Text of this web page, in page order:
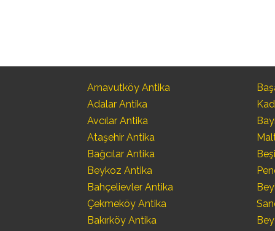
Arnavutköy Antika
Adalar Antika
Avcılar Antika
Ataşehir Antika
Bağcılar Antika
Beykoz Antika
Bahçelievler Antika
Çekmeköy Antika
Bakırköy Antika